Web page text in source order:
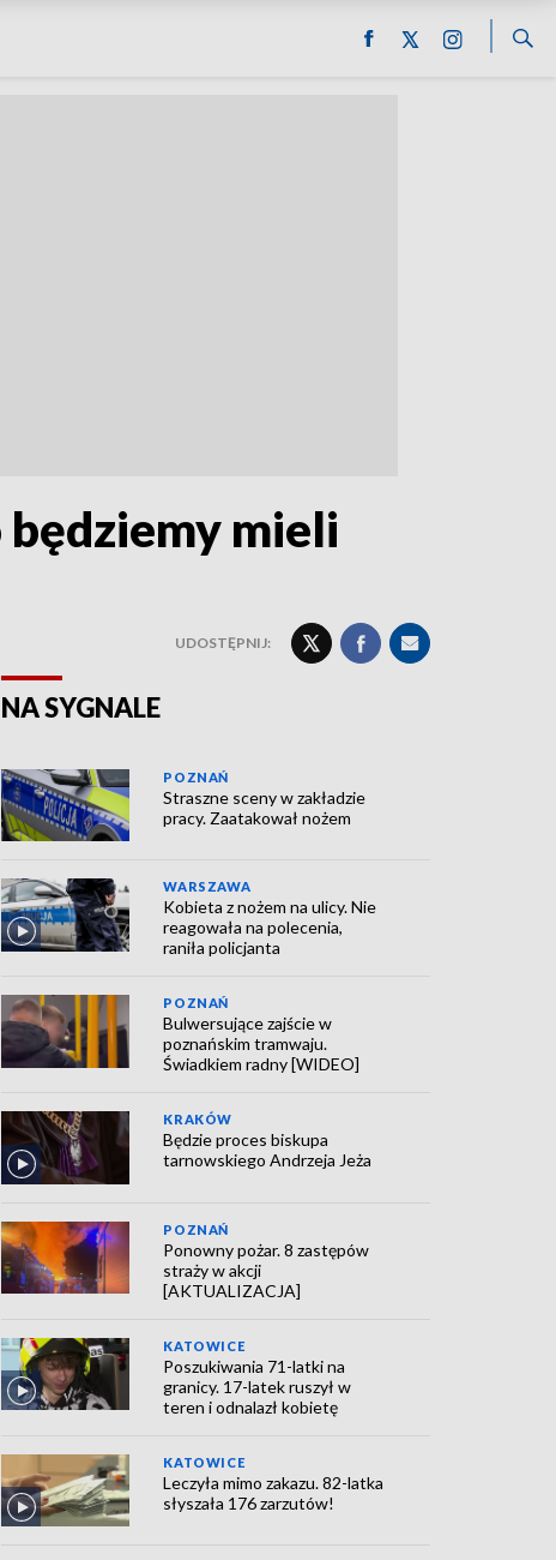
będziemy mieli
UDOSTĘPNIJ:
NA SYGNALE
POZNAŃ
Straszne sceny w zakładzie
pracy. Zaatakował nożem
WARSZAWA
Kobieta z nożem na ulicy. Nie
reagowała na polecenia,
raniła policjanta
POZNAŃ
Bulwersujące zajście w
poznańskim tramwaju.
Świadkiem radny [WIDEO]
KRAKÓW
Będzie proces biskupa
tarnowskiego Andrzeja Jeża
POZNAŃ
Ponowny pożar. 8 zastępów
straży w akcji
[AKTUALIZACJA]
KATOWICE
Poszukiwania 71-latki na
granicy. 17-latek ruszył w
teren i odnalazł kobietę
KATOWICE
Leczyła mimo zakazu. 82-latka
słyszała 176 zarzutów!